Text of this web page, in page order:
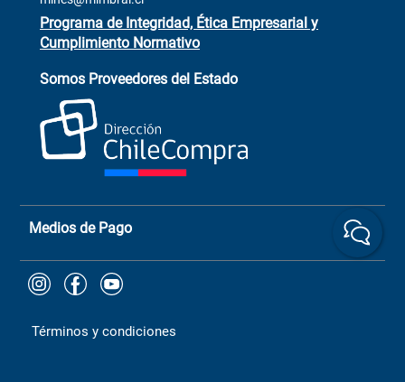
+(73) 256
ChileCompras
+56 9 9888 9549
Programa de Integridad, Ética Empresarial y
Cumplimiento Normativo
Somos Proveedores del Estado
Medios de Pago
Términos y condiciones